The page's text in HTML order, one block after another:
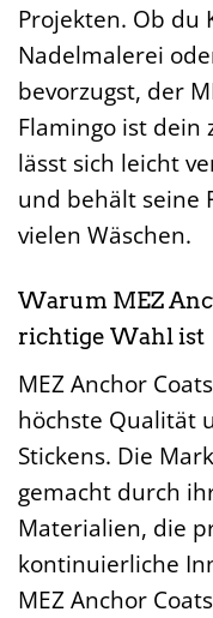
Projekten. Ob du
Nadelmalerei
bevorzugst, der
Flamingo ist dein
lässt sich leicht
und behält seine
vielen Wäschen.
Warum MEZ
richtige Wahl ist
MEZ Anchor
höchste Qualität
Stickens. Die
gemacht durch
Materialien, die
kontinuierliche
MEZ Anchor